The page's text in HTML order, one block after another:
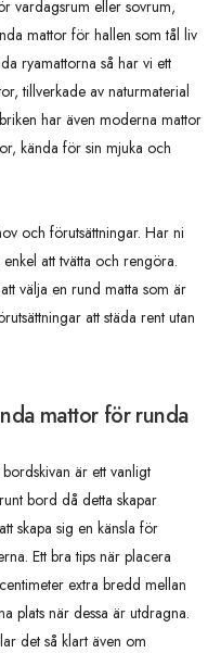
vardagsrum eller sovrum,
mattor för hallen som tål liv
ryamattorna så har vi ett
tillverkade av naturmaterial
har även moderna mattor
kända för sin mjuka och
och förutsättningar. Har ni
att tvätta och rengöra.
välja en rund matta som är
att städa rent utan
mattor för runda
är ett vanligt
bord då detta skapar
skapa sig en känsla för
Ett bra tips när placera
extra bredd mellan
plats när dessa är utdragna.
det så klart även om